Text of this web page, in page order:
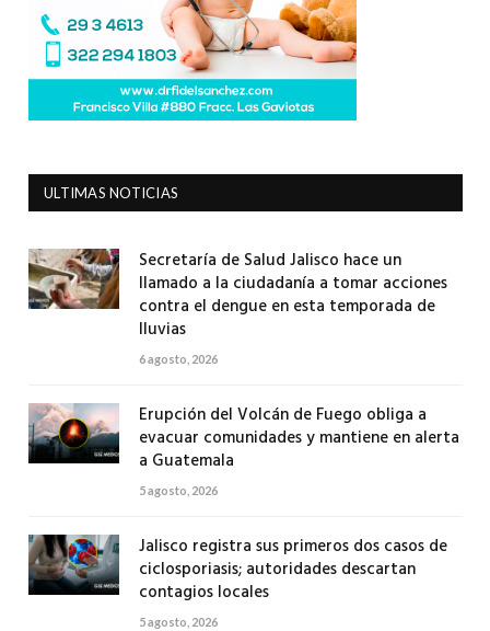
ULTIMAS NOTICIAS
Secretaría de Salud Jalisco hace un
llamado a la ciudadanía a tomar acciones
contra el dengue en esta temporada de
lluvias
6 agosto, 2026
Erupción del Volcán de Fuego obliga a
evacuar comunidades y mantiene en alerta
a Guatemala
5 agosto, 2026
Jalisco registra sus primeros dos casos de
ciclosporiasis; autoridades descartan
contagios locales
5 agosto, 2026